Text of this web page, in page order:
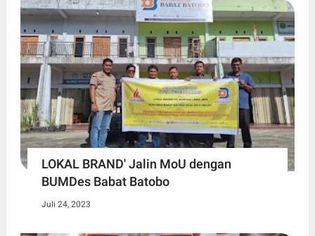
LOKAL BRAND' Jalin MoU dengan
BUMDes Babat Batobo
Juli 24, 2023